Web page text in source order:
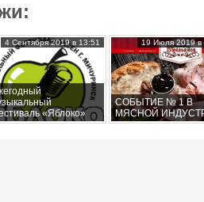
«Яблоко»
4 Сентября 2019 в 13:51
СОБЫТИЕ № 1 В
МЯСНОЙ
19 Июля 2019 в